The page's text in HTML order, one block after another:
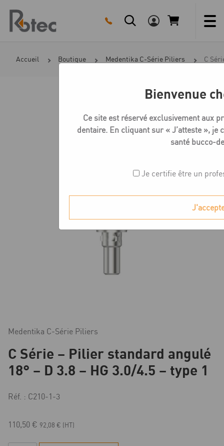
content
Accueil Boutique Medentika C-Série Piliers C
Medentika C-Série Piliers
C Série – Pilier standard angulé
18° – D 3.8 – HG 3.0/4.5 – type 1
Réf. : C210-1-3
110,50 € 92,08 € (HT)
Bienvenue
Ce site est réservé exclusivement aux
dentaire. En cliquant sur « J’atteste »,
santé bucco-
Je certifie être un